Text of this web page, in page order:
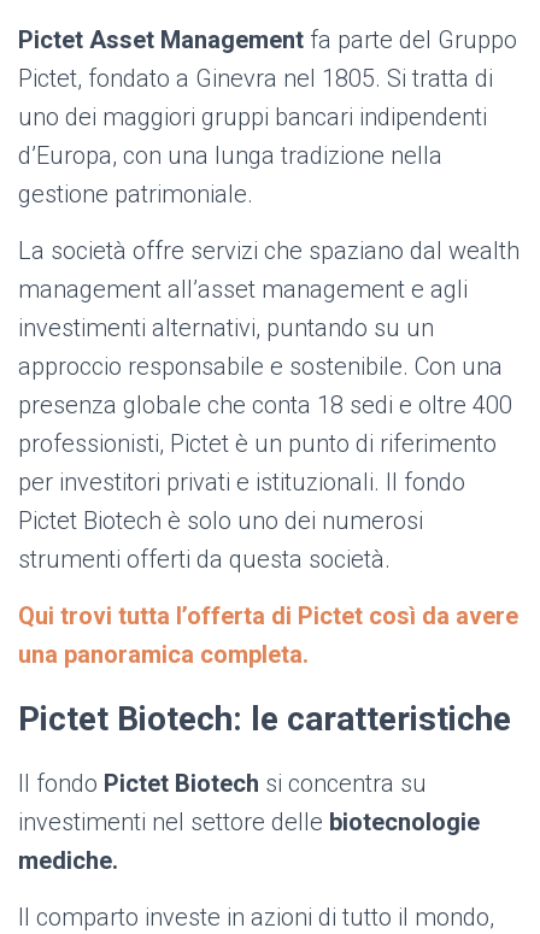
Pictet Asset Management fa parte del Gruppo
Pictet, fondato a Ginevra nel 1805. Si tratta di
uno dei maggiori gruppi bancari indipendenti
d’Europa, con una lunga tradizione nella
gestione patrimoniale.
La società offre servizi che spaziano dal wealth
management all’asset management e agli
investimenti alternativi, puntando su un
approccio responsabile e sostenibile. Con una
presenza globale che conta 18 sedi e oltre 400
professionisti, Pictet è un punto di riferimento
per investitori privati e istituzionali. Il fondo
Pictet Biotech è solo uno dei numerosi
strumenti offerti da questa società.
Qui trovi tutta l’offerta di Pictet così da avere
una panoramica completa.
Pictet Biotech: le caratteristiche
Il fondo Pictet Biotech si concentra su
investimenti nel settore delle biotecnologie
mediche.
Il comparto investe in azioni di tutto il mondo,